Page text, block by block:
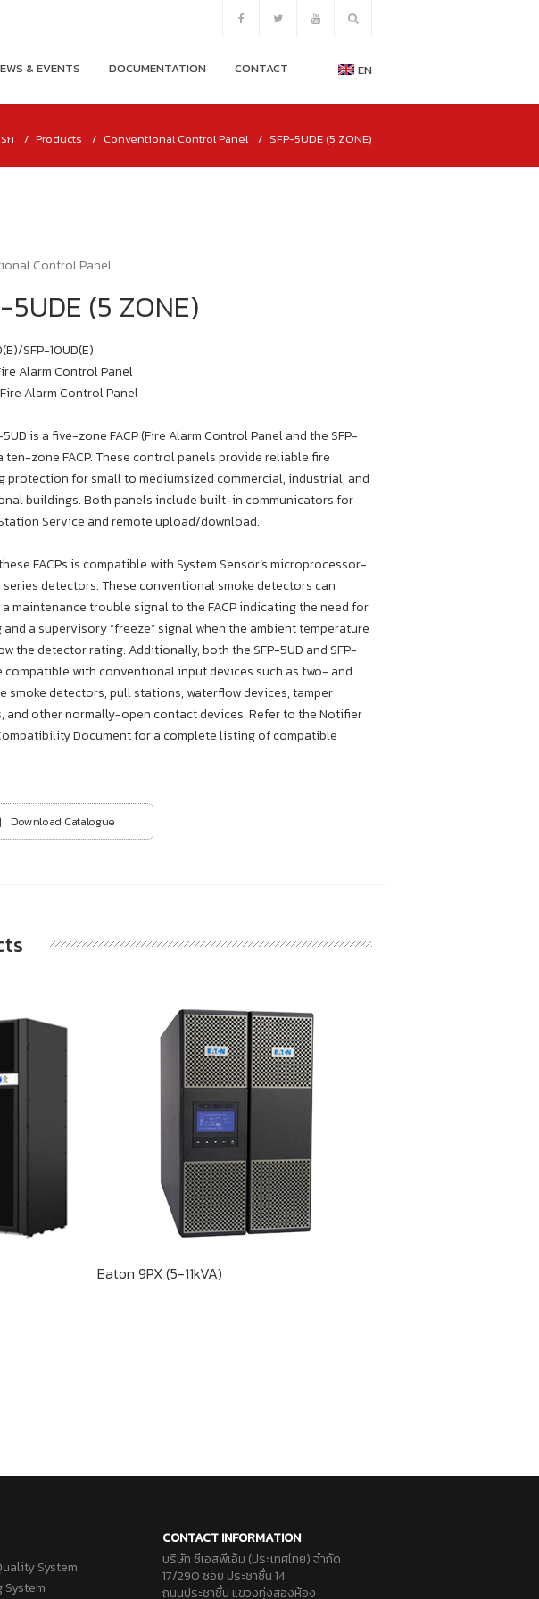
EN
& EVENTS DOCUMENTATION CONTACT
ก Products Conventional Control Panel SFP-5UDE (5 ZONE)
Control Panel
5UDE (5 ZONE)
SFP-10UD(E)
Alarm Control Panel
Alarm Control Panel
5UD is a five-zone FACP (Fire Alarm Control Panel and the SFP-
ten-zone FACP. These control panels provide reliable fire
protection for small to mediumsized commercial, industrial, and
buildings. Both panels include built-in communicators for
Service and remote upload/download.
FACPs is compatible with System Sensor’s microprocessor-
series detectors. These conventional smoke detectors can
maintenance trouble signal to the FACP indicating the need for
a supervisory “freeze” signal when the ambient temperature
the detector rating. Additionally, both the SFP-5UD and SFP-
compatible with conventional input devices such as two- and
smoke detectors, pull stations, waterflow devices, tamper
and other normally-open contact devices. Refer to the Notifier
Document for a complete listing of compatible
Download Catalogue
Eaton 9PX (5-11kVA)
System
CONTACT INFORMATION
บริษัท ซีเอสพีเอ็ม (ประเทศไทย) จำกัด
17/290 ซอย ประชาชื่น 14
ถนนประชาชื่น แขวงทุ่งสองห้อง